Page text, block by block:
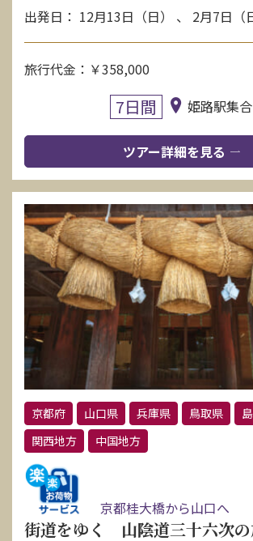
出発日： 12月13日（日） 、 2月7日（
旅行代金：￥358,000
7日間 姫路駅集合
ツアー詳細を見る
京都府 山口県 兵庫県 鳥取県
関西地方
中国地方
京都桂大橋から山口へ
街道をゆく 山陰道三十六次の